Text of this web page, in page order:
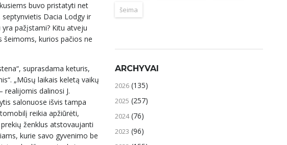
buvo pristatyti net
Dacia Lodgy ir
pažįstami? Kitu atveju
šeimoms, kurios pačios ne
suprasdama keturis,
„Mūsų laikais keletą vaikų
realijomis dalinosi J.
salonuose išvis tampa
reikia apžiūrėti,
ženklus atstovaujanti
kurie savo gyvenimo be
šeima
ARCHYVAI
2026 (135)
2025 (257)
2024(76)
2023 (96)